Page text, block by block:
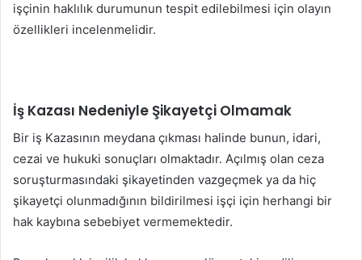
işçinin haklılık durumunun tespit edilebilmesi için olayın
özellikleri incelenmelidir.
İş Kazası Nedeniyle Şikayetçi Olmamak
Bir iş Kazasının meydana çıkması halinde bunun, idari,
cezai ve hukuki sonuçları olmaktadır. Açılmış olan ceza
soruşturmasındaki şikayetinden vazgeçmek ya da hiç
şikayetçi olunmadığının bildirilmesi işçi için herhangi bir
hak kaybına sebebiyet vermemektedir.